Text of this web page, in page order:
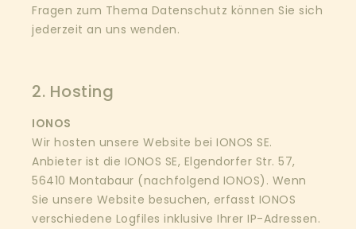
Fragen zum Thema Datenschutz können Sie sich
jederzeit an uns wenden.
2. Hosting
IONOS
Wir hosten unsere Website bei IONOS SE.
Anbieter ist die IONOS SE, Elgendorfer Str. 57,
56410 Montabaur (nachfolgend IONOS). Wenn
Sie unsere Website besuchen, erfasst IONOS
verschiedene Logfiles inklusive Ihrer IP-Adressen.